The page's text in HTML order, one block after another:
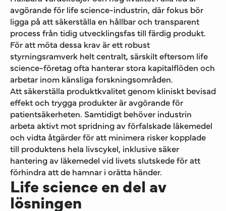
avgörande för life science-industrin, där fokus bör
ligga på att säkerställa en hållbar och transparent
process från tidig utvecklingsfas till färdig produkt.
För att möta dessa krav är ett robust
styrningsramverk helt centralt, särskilt eftersom life
science-företag ofta hanterar stora kapitalflöden och
arbetar inom känsliga forskningsområden.
Att säkerställa produktkvalitet genom kliniskt bevisad
effekt och trygga produkter är avgörande för
patientsäkerheten. Samtidigt behöver industrin
arbeta aktivt mot spridning av förfalskade läkemedel
och vidta åtgärder för att minimera risker kopplade
till produktens hela livscykel, inklusive säker
hantering av läkemedel vid livets slutskede för att
förhindra att de hamnar i orätta händer.
Life science en del av
lösningen